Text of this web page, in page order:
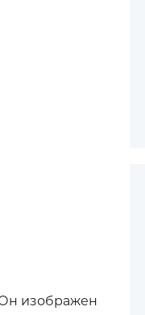
изображен